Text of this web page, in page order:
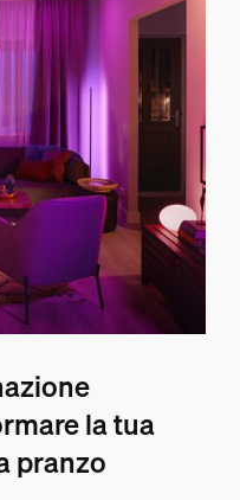
la tua
pranzo